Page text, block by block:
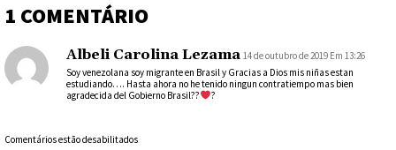
1 COMENTÁRIO
Albeli Carolina Lezama 14 de outubro de 2019 Em 13:26
Soy venezolana soy migrante en Brasil y Gracias a Dios mis niñas estan
estudiando…. Hasta ahora no he tenido ningun contratiempo mas bien
agradecida del Gobierno Brasil??
?
Comentários estão desabilitados